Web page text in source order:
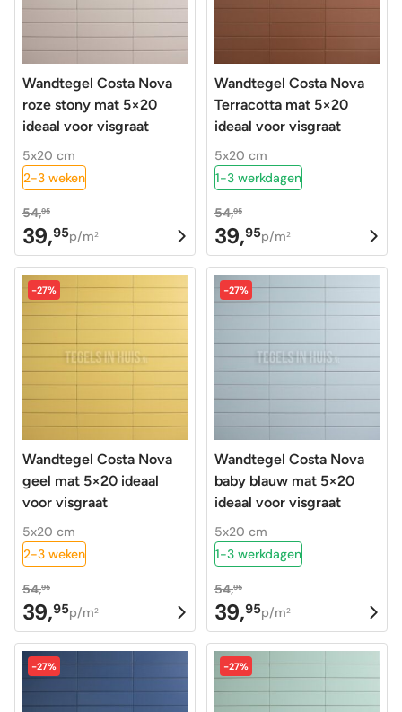
Wandtegel Costa Nova
roze stony mat 5×20
ideaal voor visgraat
5x20 cm
2-3 weken
54,95
Oorspronkelijke
prijs
was:
54,95.
39,95
Huidige
prijs
is:
39,95.
p/m2
Wandtegel Costa Nova
Terracotta mat 5×20
ideaal voor visgraat
5x20 cm
1-3 werkdagen
54,95
Oorspronkelijke
prijs
was:
54,95.
39,95
Huidige
prijs
is:
39,95.
p/m2
-27%
Wandtegel Costa Nova
geel mat 5×20 ideaal
voor visgraat
5x20 cm
2-3 weken
54,95
Oorspronkelijke
prijs
was:
54,95.
39,95
Huidige
prijs
is:
39,95.
p/m2
-27%
Wandtegel Costa Nova
baby blauw mat 5×20
ideaal voor visgraat
5x20 cm
1-3 werkdagen
54,95
Oorspronkelijke
prijs
was:
54,95.
39,95
Huidige
prijs
is:
39,95.
p/m2
-27% -27%